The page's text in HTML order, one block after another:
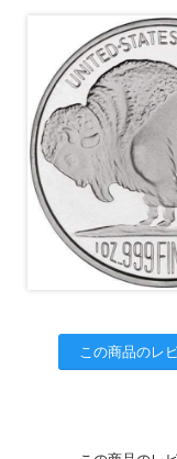
この商品のレ